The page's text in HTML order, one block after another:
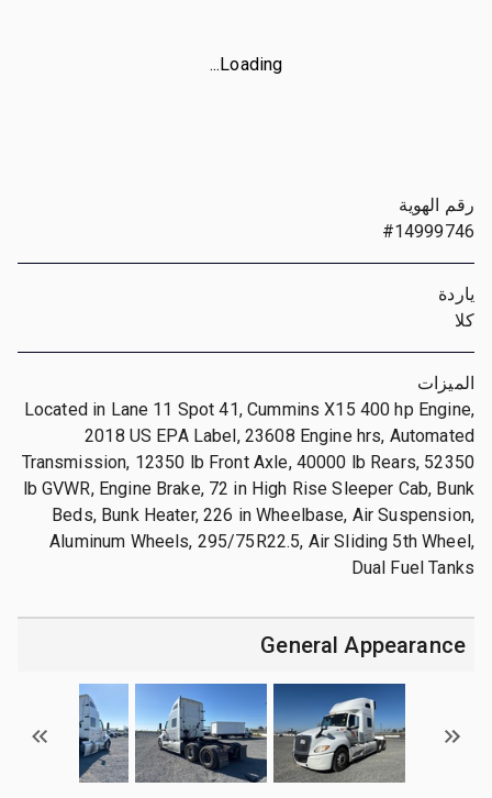
Loading...
رقم الهوية
#14999746
ياردة
كلا
الميزات
Located in Lane 11 Spot 41, Cummins X15 400 hp Engine,
2018 US EPA Label, 23608 Engine hrs, Automated
Transmission, 12350 lb Front Axle, 40000 lb Rears, 52350
lb GVWR, Engine Brake, 72 in High Rise Sleeper Cab, Bunk
Beds, Bunk Heater, 226 in Wheelbase, Air Suspension,
Aluminum Wheels, 295/75R22.5, Air Sliding 5th Wheel,
Dual Fuel Tanks
General Appearance